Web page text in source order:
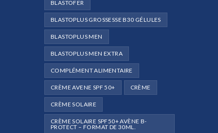
BLASTOFER
BLASTOPLUS GROSSESSE B30 GÉLULES
BLASTOPLUS MEN
BLASTOPLUS MEN EXTRA
COMPLÉMENT ALIMENTAIRE
CRÈME AVENE SPF 50+ CRÈME
CRÈME SOLAIRE
CRÈME SOLAIRE SPF50+ AVÈNE B-
PROTECT – FORMAT DE 30ML.